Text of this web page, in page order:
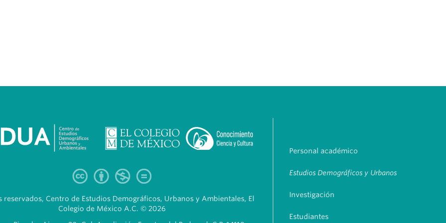
reservados, Centro de Estudios Demográficos, Urbanos y Ambientales, El
Colegio de México A.C. © 2026
Personal académico
Estudios Demográficos y Urbanos
Investigación
Estudiantes